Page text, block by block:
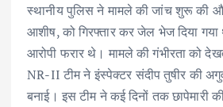
स्थानीय पुलिस ने मामले की जांच शुरू की
आशीष, को गिरफ्तार कर जेल भेज दिया गया
आरोपी फरार थे। मामले की गंभीरता को
NR-II टीम ने इंस्पेक्टर संदीप तुषीर की
बनाई। इस टीम ने कई दिनों तक छापेमारी